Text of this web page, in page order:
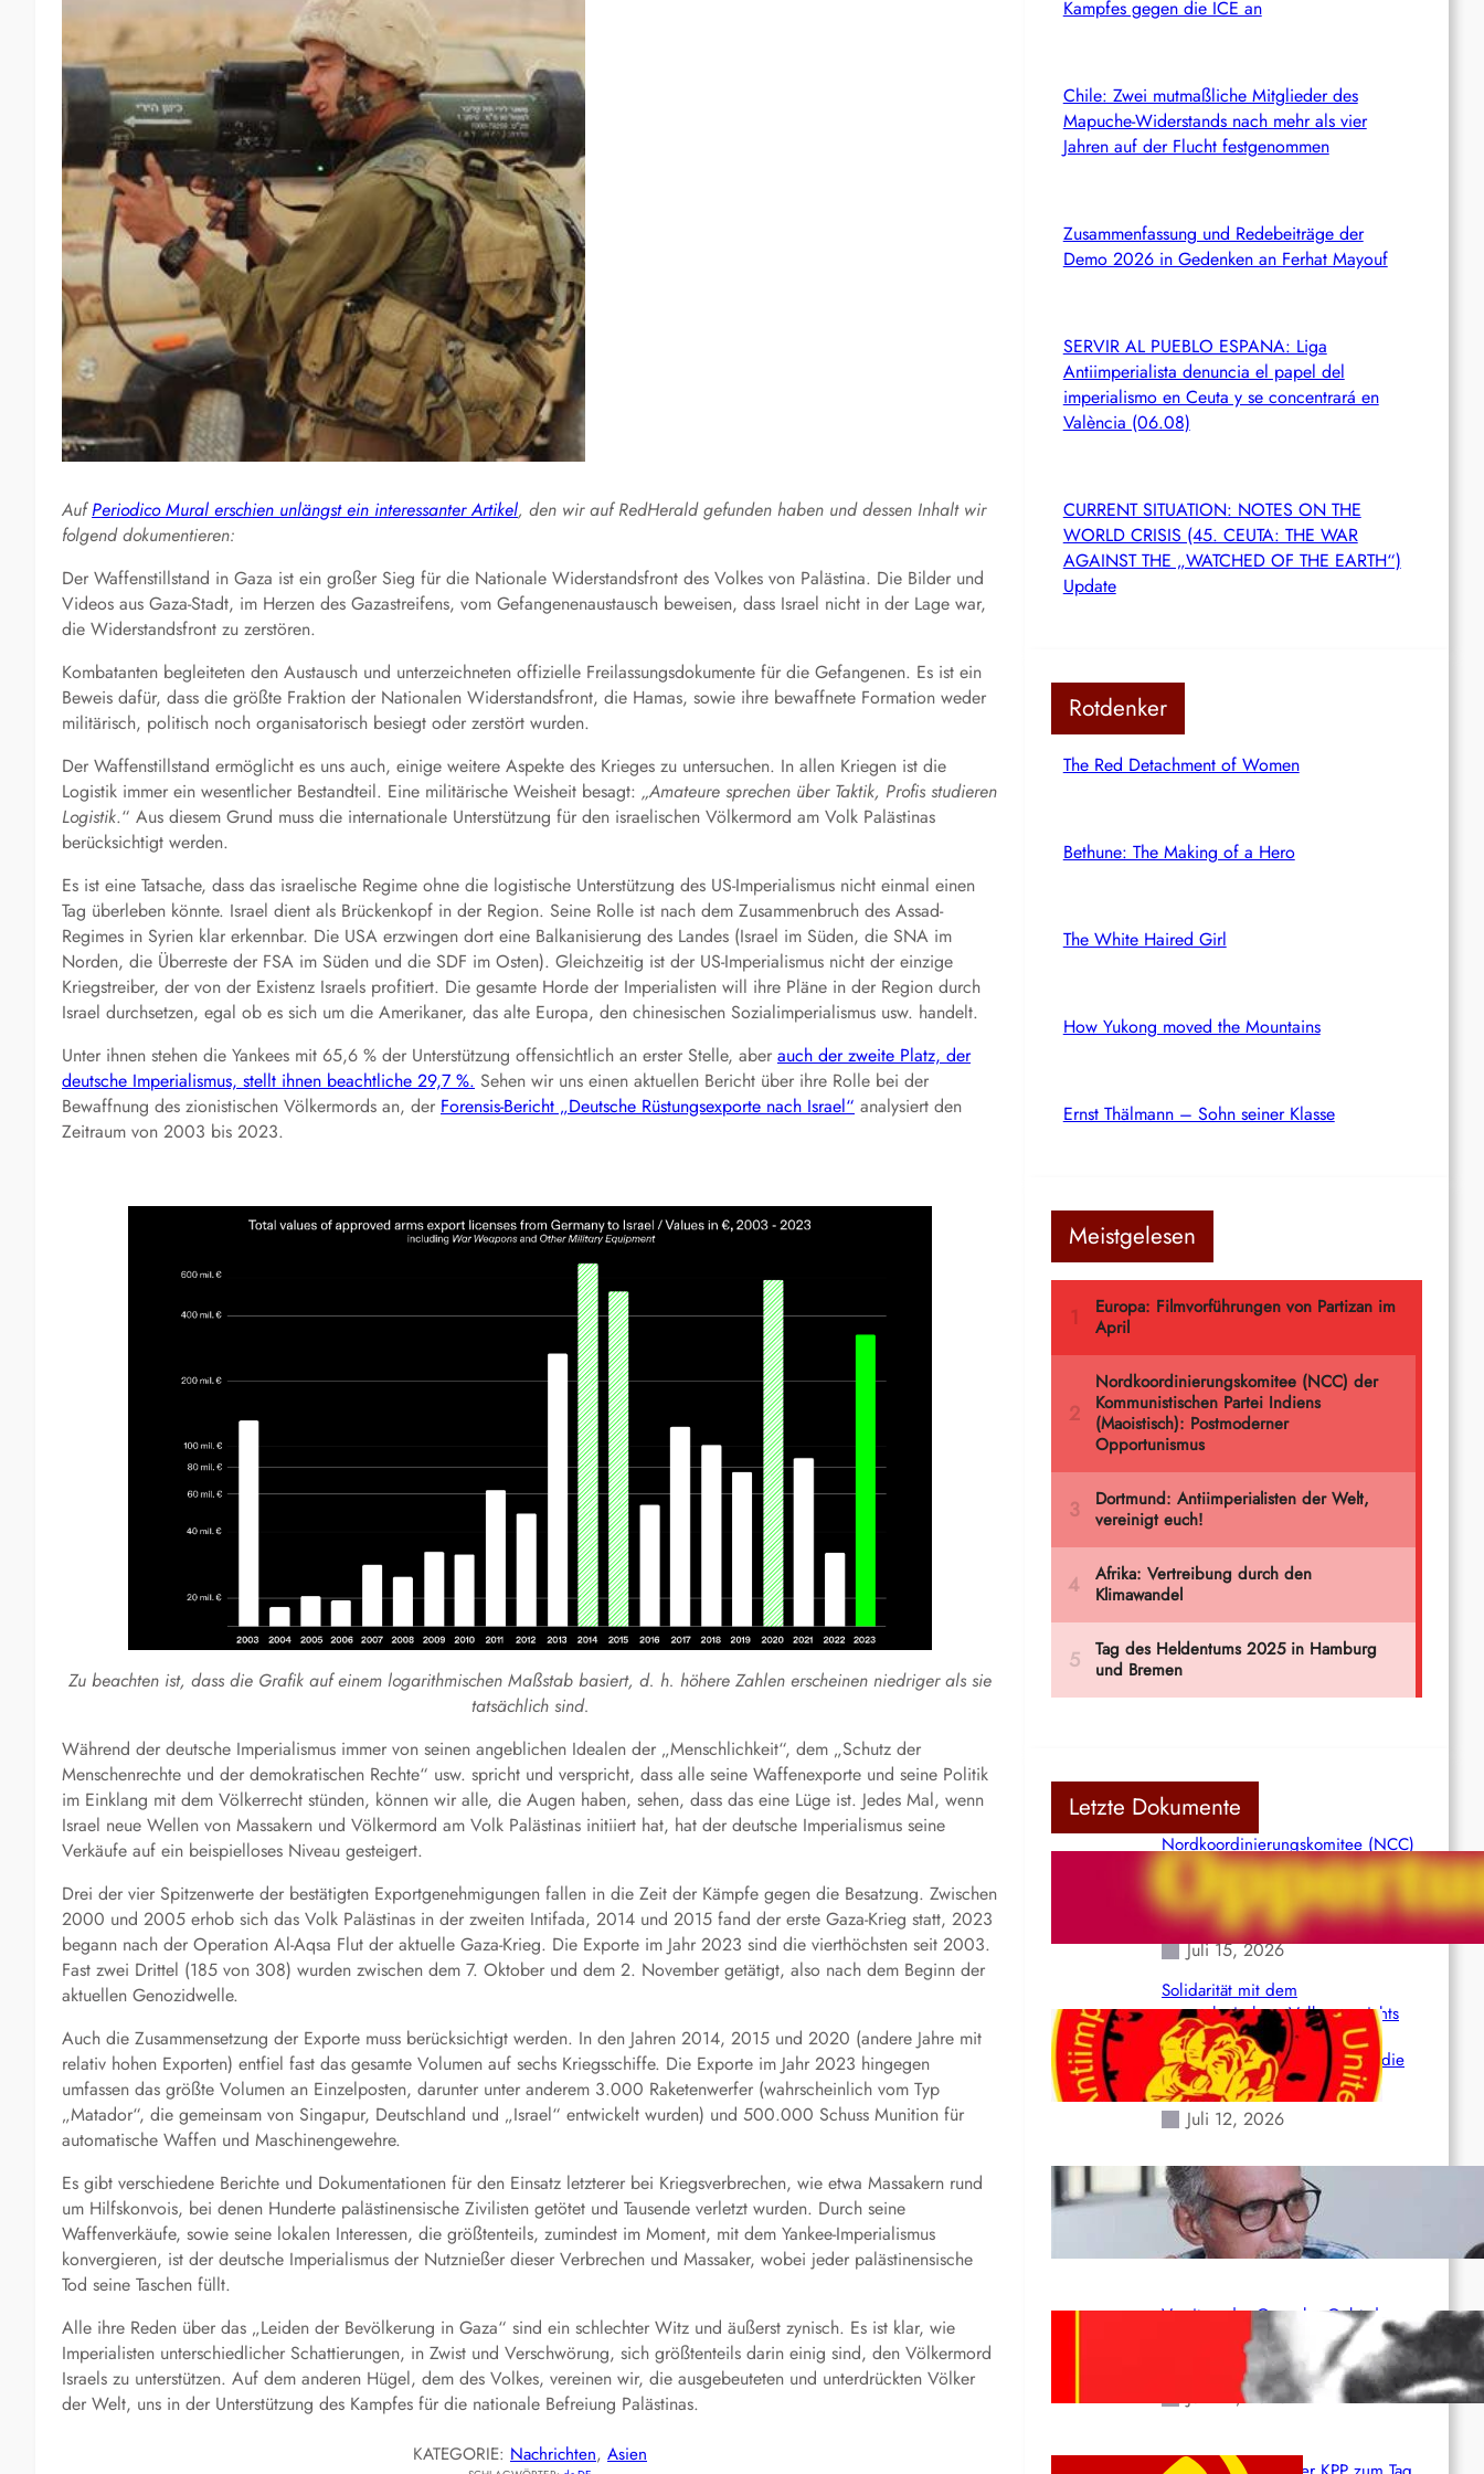
AufPeriodico Mural erschien unlängst ein interessanterArtikel, den wir auf RedHerald gefunden haben und dessen Inhalt wir
folgend dokumentieren:
Der Waffenstillstand in Gaza ist ein großer Sieg für die Nationale Widerstandsfront des Volkes von Palästina. Die Bilder und
Videos aus Gaza-Stadt, im Herzen des Gazastreifens, vom Gefangenenaustausch beweisen, dass Israel nicht in der Lage war,
die Widerstandsfront zu zerstören.
Kombatanten begleiteten den Austausch und unterzeichneten offizielle Freilassungsdokumente für die Gefangenen. Es ist ein
Beweis dafür, dass die größte Fraktion der Nationalen Widerstandsfront, die Hamas, sowie ihre bewaffnete Formation weder
militärisch, politisch noch organisatorisch besiegt oder zerstört wurden.
Der Waffenstillstand ermöglicht es uns auch, einige weitere Aspekte des Krieges zu untersuchen. In allen Kriegen ist die
Logistik immer ein wesentlicher Bestandteil. Eine militärische Weisheit besagt: „Amateure sprechen über Taktik, Profis studieren
Logistik.“ Aus diesem Grund muss die internationale Unterstützung für den israelischen Völkermord am Volk Palästinas
berücksichtigt werden.
Es ist eine Tatsache, dass das israelische Regime ohne die logistische Unterstützung des US-Imperialismus nicht einmal einen
Tag überleben könnte. Israel dient als Brückenkopf in der Region. Seine Rolle ist nach dem Zusammenbruch des Assad-
Regimes in Syrien klar erkennbar. Die USA erzwingen dort eine Balkanisierung des Landes (Israel im Süden, die SNA im
Norden, die Überreste der FSA im Süden und die SDF im Osten). Gleichzeitig ist der US-Imperialismus nicht der einzige
Kriegstreiber, der von der Existenz Israels profitiert. Die gesamte Horde der Imperialisten will ihre Pläne in der Region durch
Israel durchsetzen, egal ob es sich um die Amerikaner, das alte Europa, den chinesischen Sozialimperialismus usw. handelt.
Unter ihnen stehen die Yankees mit 65,6 % der Unterstützung offensichtlich an erster Stelle, aber auch der zweite Platz, der
deutsche Imperialismus, stellt ihnen beachtliche 29,7 %. Sehen wir uns einen aktuellen Bericht über ihre Rolle bei der
Bewaffnung des zionistischen Völkermords an, der Forensis-Bericht „Deutsche Rüstungsexporte nach Israel“ analysiert den
Zeitraum von 2003 bis 2023.
Zu beachten ist, dass die Grafik aufeinem logarithmischen Maßstab basiert, d. h. höhere Zahlen erscheinen niedriger als sie
tatsächlich sind.
Während der deutsche Imperialismus immer von seinen angeblichen Idealen der „Menschlichkeit“, dem „Schutz der
Menschenrechte und der demokratischen Rechte“ usw. spricht und verspricht, dass alle seine Waffenexporte und seine Politik
im Einklang mit dem Völkerrecht stünden, können wir alle, die Augen haben, sehen, dass das eine Lüge ist. Jedes Mal, wenn
Israel neue Wellen von Massakern und Völkermord am Volk Palästinas initiiert hat, hat der deutsche Imperialismus seine
Verkäufe auf ein beispielloses Niveau gesteigert.
Drei der vier Spitzenwerte der bestätigten Exportgenehmigungen fallen in die Zeit der Kämpfe gegen die Besatzung. Zwischen
2000 und 2005 erhob sich das Volk Palästinas in der zweiten Intifada, 2014 und 2015 fand der erste Gaza-Krieg statt, 2023
begann nach der Operation Al-Aqsa Flut der aktuelle Gaza-Krieg. Die Exporte im Jahr 2023 sind die vierthöchsten seit 2003.
Fast zwei Drittel (185 von 308) wurden zwischen dem 7. Oktober und dem 2. November getätigt, also nach dem Beginn der
aktuellen Genozidwelle.
Auch die Zusammensetzung der Exporte muss berücksichtigt werden. In den Jahren 2014, 2015 und 2020 (andere Jahre mit
relativ hohen Exporten) entfiel fast das gesamte Volumen auf sechs Kriegsschiffe. Die Exporte im Jahr 2023 hingegen
umfassen das größte Volumen an Einzelposten, darunter unter anderem 3.000 Raketenwerfer (wahrscheinlich vom Typ
„Matador“, die gemeinsam von Singapur, Deutschland und „Israel“ entwickelt wurden) und 500.000 Schuss Munition für
automatische Waffen und Maschinengewehre.
Es gibt verschiedene Berichte und Dokumentationen für den Einsatz letzterer bei Kriegsverbrechen, wie etwa Massakern rund
um Hilfskonvois, bei denen Hunderte palästinensische Zivilisten getötet und Tausende verletzt wurden. Durch seine
Waffenverkäufe, sowie seine lokalen Interessen, die größtenteils, zumindest im Moment, mit dem Yankee-Imperialismus
konvergieren, ist der deutsche Imperialismus der Nutznießer dieser Verbrechen und Massaker, wobei jeder palästinensische
Tod seine Taschen füllt.
Alle ihre Reden über das „Leiden der Bevölkerung in Gaza“ sind ein schlechter Witz und äußerst zynisch. Es ist klar, wie
Imperialisten unterschiedlicher Schattierungen, in Zwist und Verschwörung, sich größtenteils darin einig sind, den Völkermord
Israels zu unterstützen. Auf dem anderen Hügel, dem des Volkes, vereinen wir, die ausgebeuteten und unterdrückten Völker
der Welt, uns in der Unterstützung des Kampfes für die nationale Befreiung Palästinas.
KATEGORIE: Nachrichten, Asien
Kampfes gegen die ICE an
Chile: Zwei mutmaßliche Mitglieder des
Mapuche-Widerstands nach mehr als vier
Jahren auf der Flucht festgenommen
Zusammenfassung und Redebeiträge der
Demo 2026 in Gedenken an Ferhat Mayouf
SERVIR AL PUEBLO ESPANA: Liga
Antiimperialista denuncia el papel del
imperialismo en Ceuta y se concentrará en
València (06.08)
CURRENT SITUATION: NOTES ON THE
WORLD CRISIS (45. CEUTA: THE WAR
AGAINST THE „WATCHED OF THE EARTH“)
Update
Rotdenker
The Red Detachment of Women
Bethune: The Making of a Hero
The White Haired Girl
How Yukong moved the Mountains
Ernst Thälmann – Sohn seiner Klasse
Meistgelesen
Letzte Dokumente
Nordkoordinierungskomitee (NCC)
der Kommunistischen Partei Indiens
(Maoistisch): Postmoderner
Opportunismus
Juli 15, 2026
Solidarität mit dem
venezolanischem Volk angesichts
der verlorenen Leben und der
katastrophalen Situation durch die
Erdbeben des 24. Juni!
Juli 12, 2026
Indien: „Die Politik der
Kapitulation“ von K. Murali (Ajith)
Juli 1, 2026
Vorsitzender Gonzalo: Gebt das
Leben für die Partei und die
Juni 19, 2026